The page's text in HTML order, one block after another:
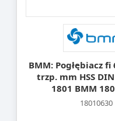
BMM: Pogłębiacz fi
trzp. mm HSS
1801 BMM
18010630